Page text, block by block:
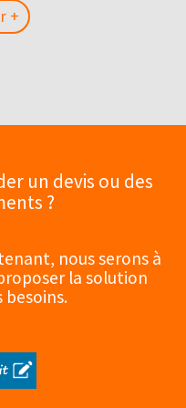
+
un devis ou des
?
nous serons à
la solution
besoins.